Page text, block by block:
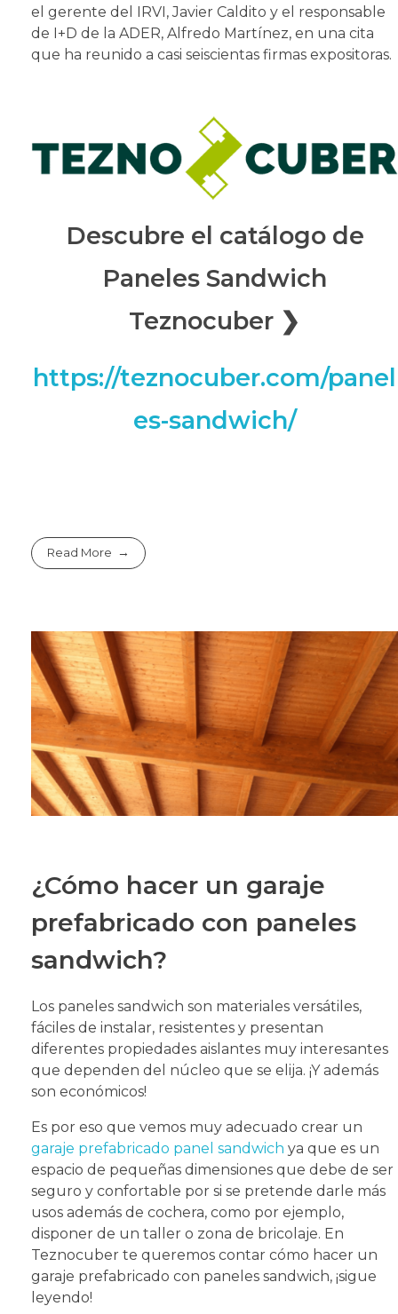
el gerente del IRVI, Javier Caldito y el responsable
de I+D de la ADER, Alfredo Martínez, en una cita
que ha reunido a casi seiscientas firmas expositoras.
Descubre el catálogo de
Paneles Sandwich
Teznocuber ❯
https://teznocuber.com/panel
es-sandwich/
Read More
¿Cómo hacer un garaje
prefabricado con paneles
sandwich?
Los paneles sandwich son materiales versátiles,
fáciles de instalar, resistentes y presentan
diferentes propiedades aislantes muy interesantes
que dependen del núcleo que se elija. ¡Y además
son económicos!
Es por eso que vemos muy adecuado crear un
garaje prefabricado panel sandwich ya que es un
espacio de pequeñas dimensiones que debe de ser
seguro y confortable por si se pretende darle más
usos además de cochera, como por ejemplo,
disponer de un taller o zona de bricolaje. En
Teznocuber te queremos contar cómo hacer un
garaje prefabricado con paneles sandwich, ¡sigue
leyendo!